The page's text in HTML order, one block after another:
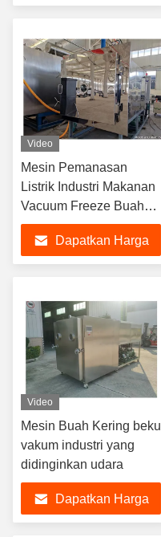
Video
Mesin Pemanasan
Listrik Industri Makanan
Vacuum Freeze Buah
Kering
Dapatkan Harga
Video
Mesin Buah Kering beku
vakum industri yang
didinginkan udara
Dapatkan Harga